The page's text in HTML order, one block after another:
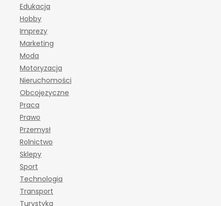
Edukacja
Hobby
Imprezy
Marketing
Moda
Motoryzacja
Nieruchomości
Obcojęzyczne
Praca
Prawo
Przemysł
Rolnictwo
Sklepy
Sport
Technologia
Transport
Turystyka